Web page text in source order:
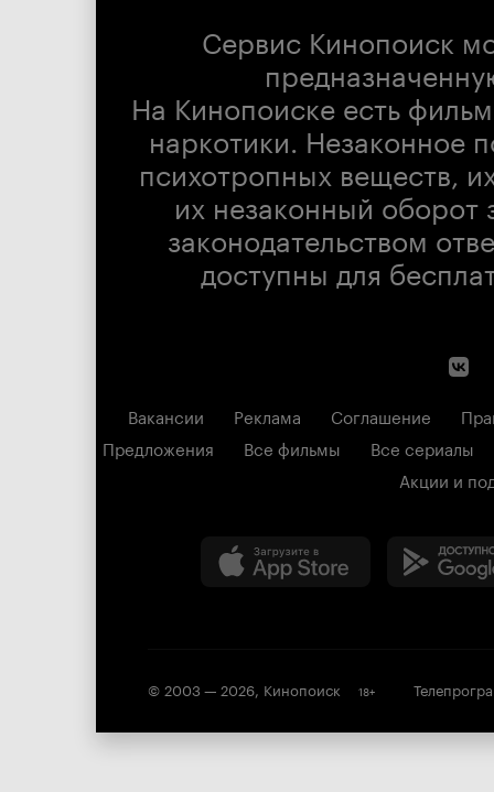
Сервис Кинопоиск
На Кинопоиске есть
наркотики. Незаконное
психотропных веществ,
их незаконный оборот
законодательством
доступны для
Вакансии Реклама Соглашение
Предложения
Все фильмы
Все сериалы
Акции и
© 2003 — 2026, Кинопоиск 18+